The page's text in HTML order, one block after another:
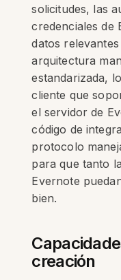
solicitudes, las
credenciales de
datos
arquitectura
estandarizada,
cliente que
el servidor de
código de
protocolo
para que tanto
Evernote
bien.
creación